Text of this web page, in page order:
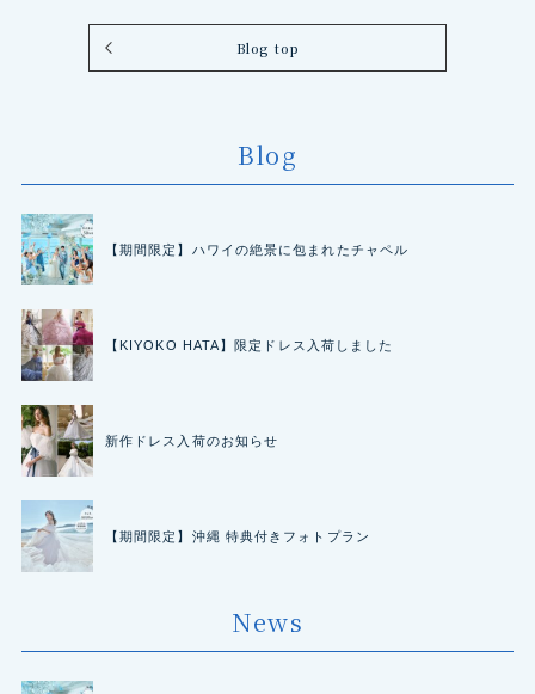
Blog top
Blog
【期間限定】ハワイの絶景に包まれたチャペル
【KIYOKO HATA】限定ドレス入荷しました
新作ドレス入荷のお知らせ
【期間限定】沖縄 特典付きフォトプラン
News